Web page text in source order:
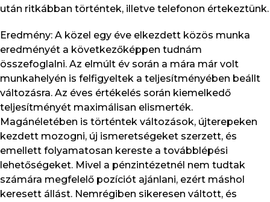
után ritkábban történtek, illetve telefonon értekeztünk.
Eredmény: A közel egy éve elkezdett közös munka
eredményét a következőképpen tudnám
összefoglalni. Az elmúlt év során a mára már volt
munkahelyén is felfigyeltek a teljesítményében beállt
változásra. Az éves értékelés során kiemelkedő
teljesítményét maximálisan elismerték.
Magánéletében is történtek változások, újterepeken
kezdett mozogni, új ismeretségeket szerzett, és
emellett folyamatosan kereste a továbblépési
lehetőségeket. Mivel a pénzintézetnél nem tudtak
számára megfelelő pozíciót ajánlani, ezért máshol
keresett állást. Nemrégiben sikeresen váltott, és